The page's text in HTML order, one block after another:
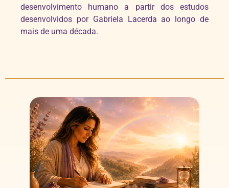
desenvolvimento humano a partir dos estudos
desenvolvidos por Gabriela Lacerda ao longo de
mais de uma década.